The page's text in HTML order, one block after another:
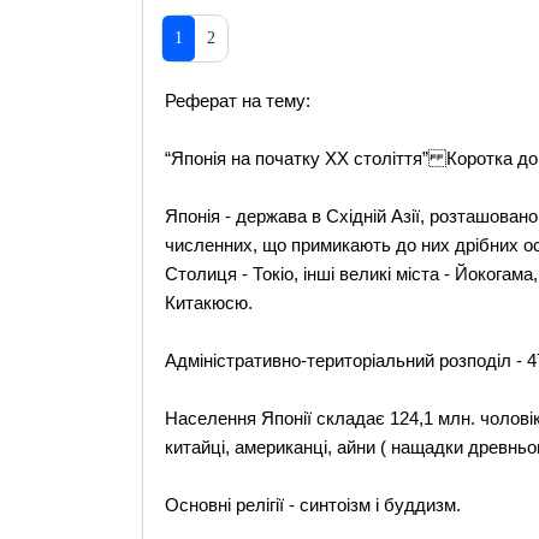
1 2
Реферат на тему:
“Японія на початку ХХ століття” Коротка
Японія - держава в Східній Азії,
численних, що примикають до них дрібних
Столиця - Токіо, інші великі міста -
Китакюсю.
Адміністративно-територіальний розподіл -
Населення Японії складає 124,1 млн.
китайці, американці, айни ( нащадки
Основні релігії - синтоізм і буддизм.